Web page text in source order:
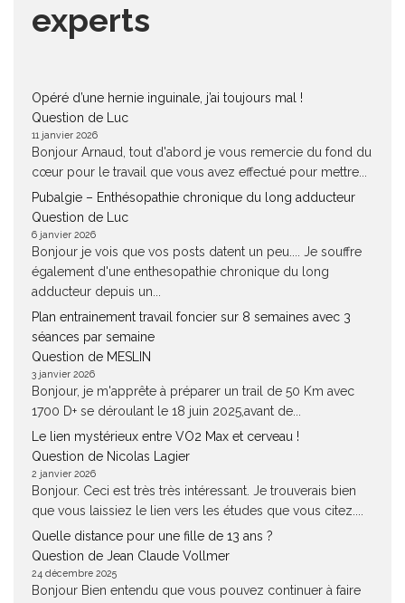
experts
Opéré d’une hernie inguinale, j’ai toujours mal !
Question de Luc
11 janvier 2026
Bonjour Arnaud, tout d'abord je vous remercie du fond du
cœur pour le travail que vous avez effectué pour mettre...
Pubalgie – Enthésopathie chronique du long adducteur
Question de Luc
6 janvier 2026
Bonjour je vois que vos posts datent un peu.... Je souffre
également d'une enthesopathie chronique du long
adducteur depuis un...
Plan entrainement travail foncier sur 8 semaines avec 3
séances par semaine
Question de MESLIN
3 janvier 2026
Bonjour, je m'apprête à préparer un trail de 50 Km avec
1700 D+ se déroulant le 18 juin 2025,avant de...
Le lien mystérieux entre VO2 Max et cerveau !
Question de Nicolas Lagier
2 janvier 2026
Bonjour. Ceci est très très intéressant. Je trouverais bien
que vous laissiez le lien vers les études que vous citez....
Quelle distance pour une fille de 13 ans ?
Question de Jean Claude Vollmer
24 décembre 2025
Bonjour Bien entendu que vous pouvez continuer à faire